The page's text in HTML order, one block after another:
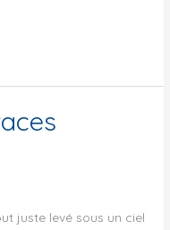
juste levé sous un ciel